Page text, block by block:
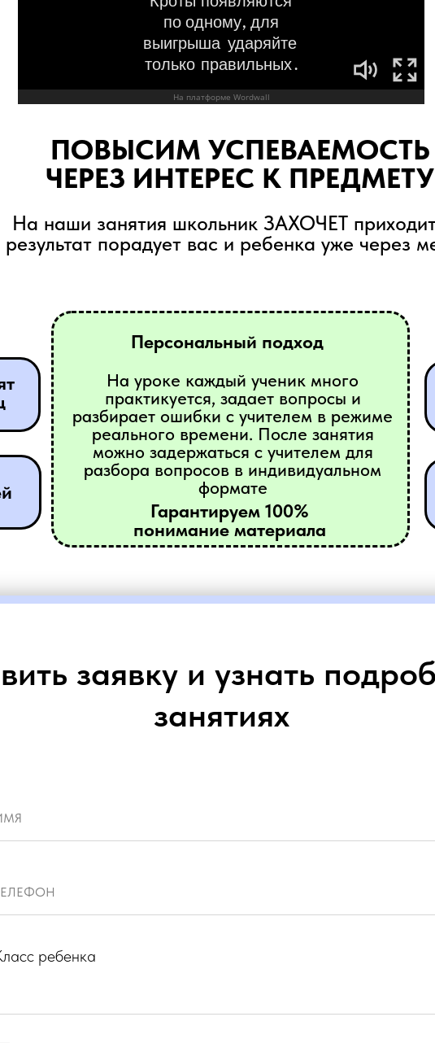
ПОВЫСИМ УСПЕВАЕМОСТЬ
ЧЕРЕЗ ИНТЕРЕС К ПРЕДМЕТУ
На наши занятия школьник ЗАХОЧЕТ
результат порадует вас и ребенка уже через
Персональный подход
На уроке каждый ученик много
практикуется, задает вопросы и
разбирает ошибки с учителем в режиме
реального времени. После занятия
можно задержаться с учителем для
разбора вопросов в индивидуальном
формате
Гарантируем 100%
понимание материала
заявку и узнать
занятиях
ребенка